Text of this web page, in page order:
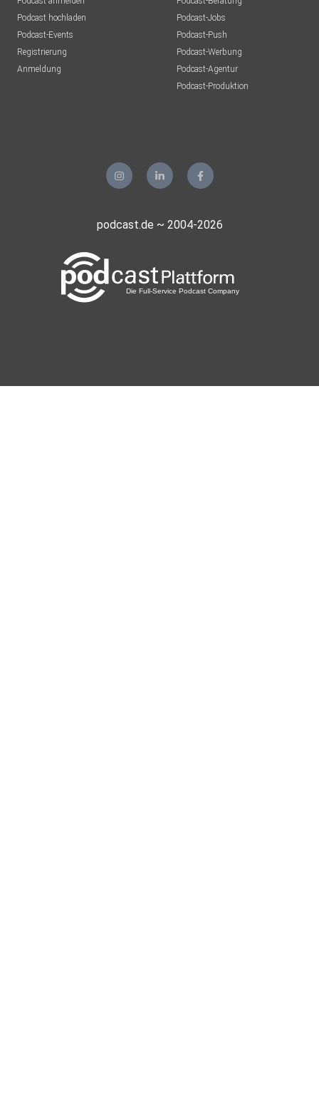
Podcast hochladen
Podcast-Events
Registrierung
Anmeldung
Podcast-Jobs
Podcast-Push
Podcast-Werbung
Podcast-Agentur
Podcast-Produktion
podcast.de ~ 2004-2026